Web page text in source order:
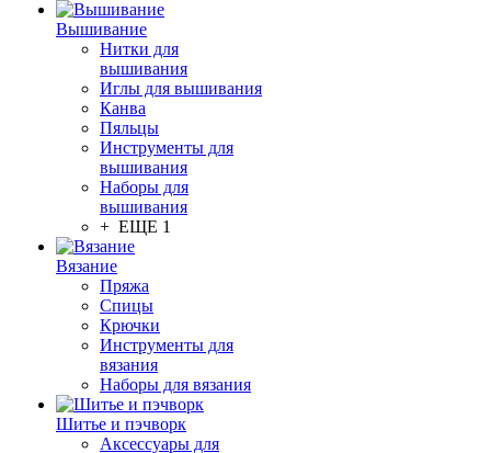
Вышивание
Нитки для
вышивания
Иглы для вышивания
Канва
Пяльцы
Инструменты для
вышивания
Наборы для
вышивания
+ ЕЩЕ 1
Вязание
Пряжа
Спицы
Крючки
Инструменты для
вязания
Наборы для вязания
Шитье и пэчворк
Аксессуары для